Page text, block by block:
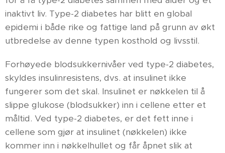
inaktivt liv. Type-2 diabetes har blitt en global
epidemi i både rike og fattige land på grunn av økt
utbredelse av denne typen kosthold og livsstil.
Forhøyede blodsukkernivåer ved type-2 diabetes,
skyldes insulinresistens, dvs. at insulinet ikke
fungerer som det skal. Insulinet er nøkkelen til å
slippe glukose (blodsukker) inn i cellene etter et
måltid. Ved type-2 diabetes, er det fett inne i
cellene som gjør at insulinet (nøkkelen) ikke
kommer inn i nøkkelhullet og får åpnet slik at